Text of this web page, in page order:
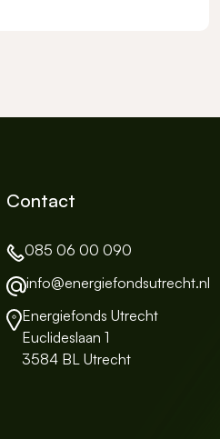
Contact
085 06 00 090
info@energiefondsutrecht.nl
Energiefonds Utrecht
Euclideslaan 1
3584 BL Utrecht